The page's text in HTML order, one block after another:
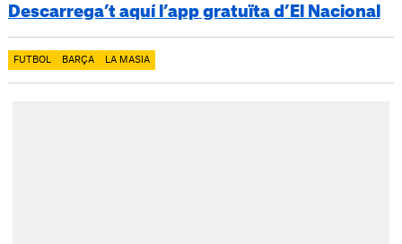
Descarrega’t aquí l’app gratuïta d’El Nacional
FUTBOL BARÇA LA MASIA